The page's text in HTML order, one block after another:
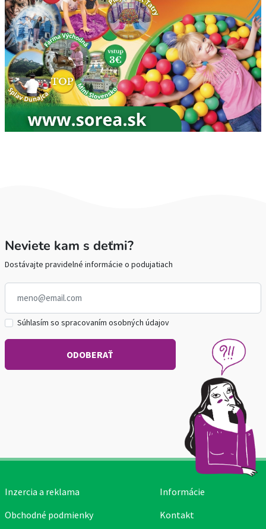
Neviete kam s deťmi?
Dostávajte pravidelné informácie o podujatiach
Súhlasím so spracovaním osobných údajov
Inzercia a reklama
Obchodné podmienky
Informácie
Kontakt